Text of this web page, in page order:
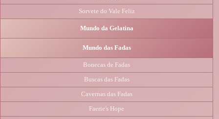
Sorvete do Vale Feliz
Mundo da Gelatina
Mundo das Fadas
Bonecas de Fadas
Buscas das Fadas
Cavernas das Fadas
Faerie's Hope